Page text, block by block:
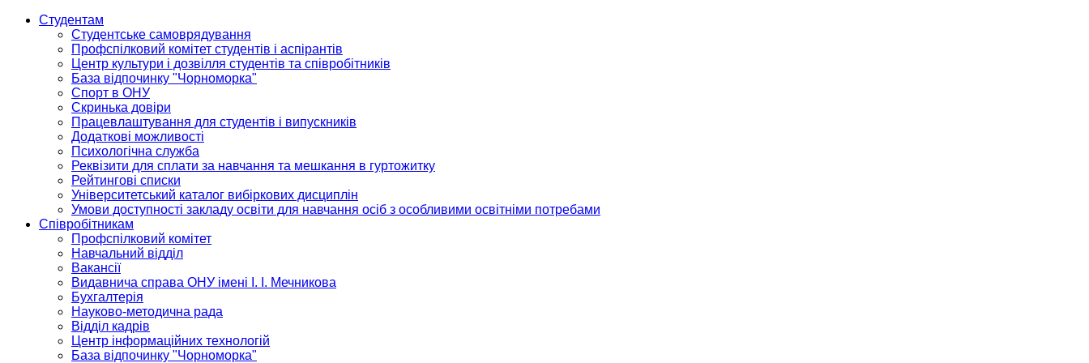
Студентам
Студентське самоврядування
Профспілковий комітет студентів і аспірантів
Центр культури і дозвілля студентів та співробітників
База відпочинку "Чорноморка"
Спорт в ОНУ
Скринька довіри
Працевлаштування для студентів і випускників
Додаткові можливості
Психологічна служба
Реквізити для сплати за навчання та мешкання в гуртожитку
Рейтингові списки
Університетський каталог вибіркових дисциплін
Умови доступності закладу освіти для навчання осіб з особливими освітніми потребами
Співробітникам
Профспілковий комітет
Навчальний відділ
Вакансії
Видавнича справа ОНУ імені І. І. Мечникова
Бухгалтерія
Науково-методична рада
Відділ кадрів
Центр інформаційних технологій
База відпочинку "Чорноморка"